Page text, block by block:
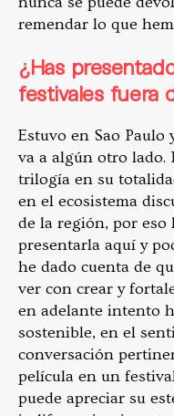
remendar lo que
¿Has
festivales fuera
Estuvo en Sao
va a algún otro lado.
trilogía en su
en el ecosistema
de la región, por eso
presentarla aquí y
he dado cuenta de
ver con crear y
en adelante intento
sostenible, en el
conversación
película en un
puede apreciar su